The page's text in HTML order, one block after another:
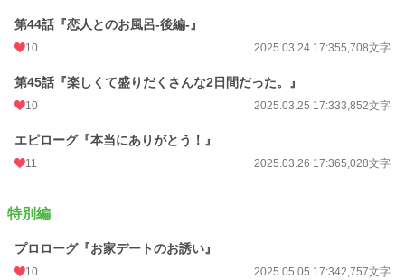
第44話『恋人とのお風呂-後編-』
10 2025.03.24 17:355,708文字
第45話『楽しくて盛りだくさんな2日間だった。』
10 2025.03.25 17:333,852文字
エピローグ『本当にありがとう！』
11 2025.03.26 17:365,028文字
特別編
プロローグ『お家デートのお誘い』
10 2025.05.05 17:342,757文字